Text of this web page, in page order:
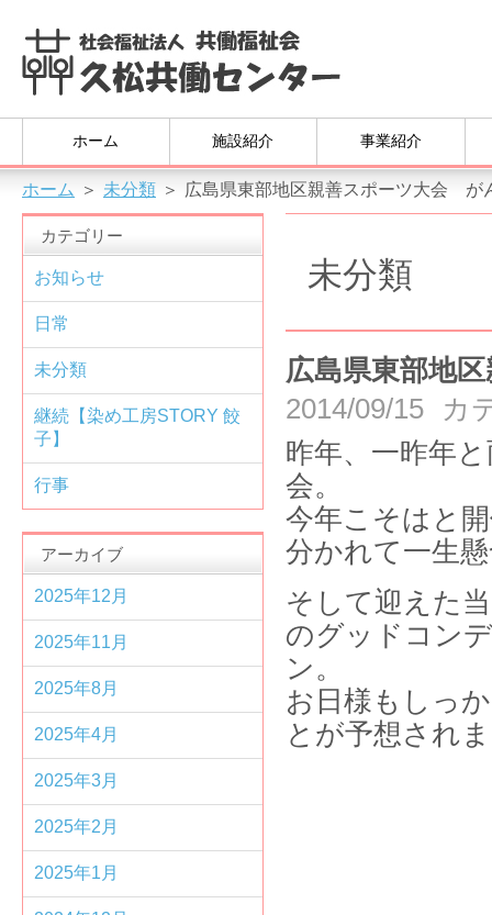
ホーム 施設紹介 事業紹介
ホーム ＞ 未分類 ＞ 広島県東部地区親善スポーツ大会 が
未分類
広島県東部地
2014/09/15
カ
昨年、一昨年
今年こそはと
分かれて一生
そして迎えた
のグッドコン
お日様もしっ
とが予想され
カテゴリー
お知らせ
日常
未分類
継続【染め工房STORY 餃
子】
行事
アーカイブ
2025年12月
2025年11月
2025年8月
2025年4月
2025年3月
2025年2月
2025年1月